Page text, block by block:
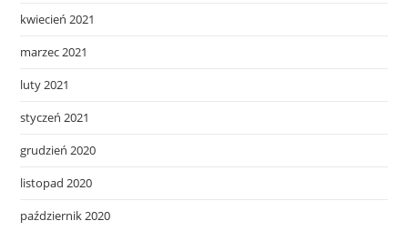
kwiecień 2021
marzec 2021
luty 2021
styczeń 2021
grudzień 2020
listopad 2020
październik 2020